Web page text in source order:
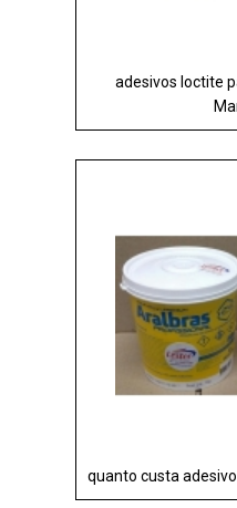
adesivos loctite
quanto custa